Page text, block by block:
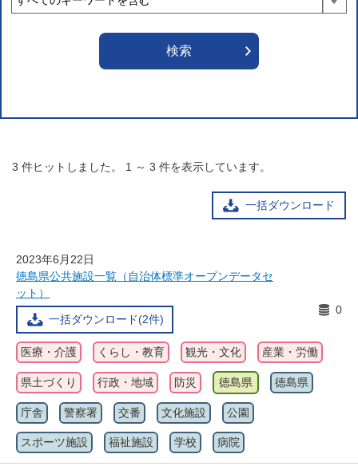
3 件ヒットしました。 1 ～ 3 件を表示しています。
一括ダウンロード
2023年6月22日
徳島県公共施設一覧（自治体標準オープンデータセ
ット）
一括ダウンロード(2件)
0
医療・介護 くらし・教育 観光・文化 産業・労働
県土づくり 行政・地域 防災 徳島県 徳島県
庁舎 警察署 交番 文化施設 公園
スポーツ施設 福祉施設 学校 病院